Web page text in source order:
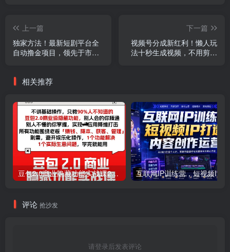
上一篇
独家方法！最新短剧平台全
自动撸金项目，领先于市面
下一篇
视频号分成新红利！懒人玩
法十秒生成视频，不用剪辑
相关推荐
豆包2.0商业隐藏功能实战课2026，1个功能解决1个实际生意问题，学完就能用
评论 抢沙发
请登录后发表评论